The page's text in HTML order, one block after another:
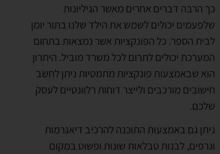
כך הרבה דברים אחרים מאשר הגיליונות
שלפעמים יכולים לשמש את הילד שלנו בתור יומן
לבית הספר. כל הפונקציות אשר נמצאות בתחום
המערכת יכולים לתרום לכל משרד מוביל. היתרון
הוא שבאמצעות פונקציות מתמטיות ניתן לחשב
חישובים מורכבים ולייצר דוחות רלוונטיים לעסק
שלכם.
ניתן גם באמצעות התוכנה להרכיב דיאגרמות
וגרפים, לבנות טבלאות שונות ופשוט במקום